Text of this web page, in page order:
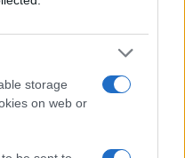
storage
on web or
divisione. Decine
hanno invaso la
cantando e
un segnale
hanno
la piazza pulita e
nessun ferito. Un